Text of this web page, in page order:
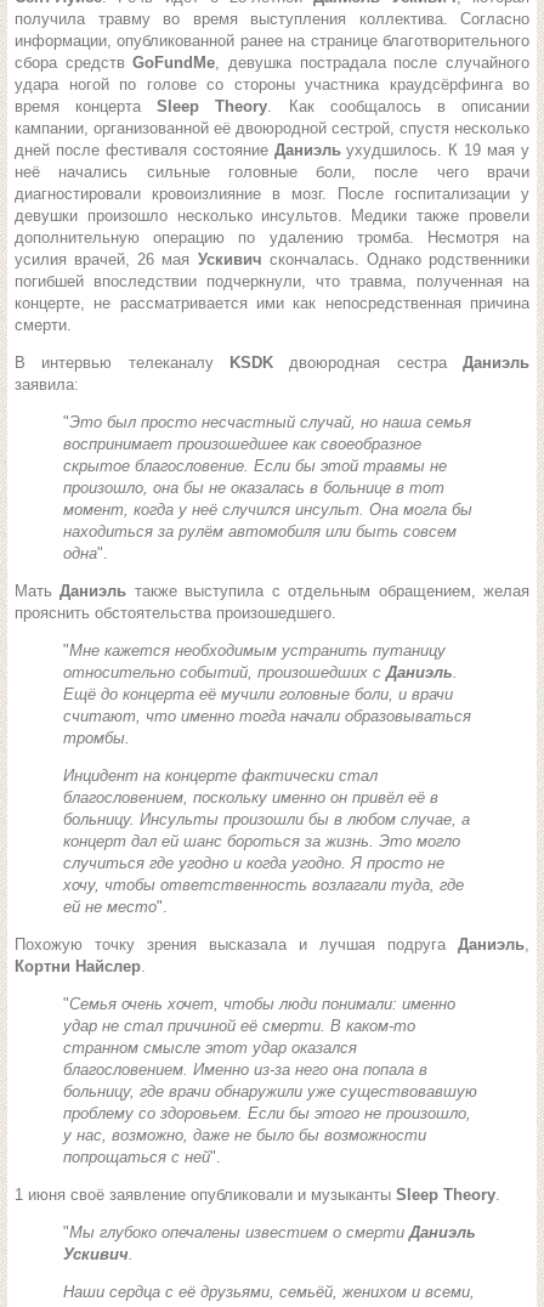
получила травму во время выступления коллектива. Согласно
информации, опубликованной ранее на странице благотворительного
сбора средствGoFundMe, девушка пострадала после случайного
удара ногой по голове со стороны участника краудсёрфинга во
время концертаSleep Theory. Как сообщалось в описании
кампании, организованной её двоюродной сестрой, спустя несколько
дней после фестиваля состояние Даниэльухудшилось. К 19 мая у
неё начались сильные головные боли, после чего врачи
диагностировали кровоизлияние в мозг. После госпитализации у
девушки произошло несколько инсультов. Медики также провели
дополнительную операцию по удалению тромба. Несмотря на
усилия врачей, 26 мая Ускивич скончалась. Однако родственники
погибшей впоследствии подчеркнули, что травма, полученная на
концерте, не рассматривается ими как непосредственная причина
смерти.
В интервью телеканалу KSDKдвоюродная сестраДаниэль
заявила:
"Это был просто несчастный случай, но наша семья
воспринимает произошедшее как своеобразное
скрытое благословение. Если бы этой травмы не
произошло, она бы не оказалась в больнице в тот
момент, когда у неё случился инсульт. Она могла бы
находиться за рулём автомобиля или быть совсем
одна".
МатьДаниэль также выступила с отдельным обращением, желая
прояснить обстоятельства произошедшего.
"Мне кажется необходимым устранить путаницу
относительно событий, произошедших сДаниэль.
Ещё до концерта её мучили головные боли, и врачи
считают, что именно тогда начали образовываться
тромбы.
Инцидент на концерте фактически стал
благословением, поскольку именно он привёл её в
больницу. Инсульты произошли бы в любом случае, а
концерт дал ей шанс бороться за жизнь. Это могло
случиться где угодно и когда угодно. Я просто не
хочу, чтобы ответственность возлагали туда, где
ей не место".
Похожую точку зрения высказала и лучшая подруга Даниэль,
Кортни Найслер.
"Семья очень хочет, чтобы люди понимали: именно
удар не стал причиной её смерти. В каком-то
странном смысле этот удар оказался
благословением. Именно из-за него она попала в
больницу, где врачи обнаружили уже существовавшую
проблему со здоровьем. Если бы этого не произошло,
у нас, возможно, даже не было бы возможности
попрощаться с ней".
1 июня своё заявление опубликовали и музыканты Sleep Theory.
"Мы глубоко опечалены известием о смертиДаниэль
Ускивич.
Наши сердца с её друзьями, семьёй, женихом и всеми,